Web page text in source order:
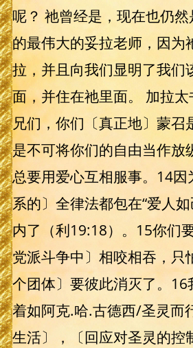
呢？ 祂曾经是，现在也仍
的最伟大的妥拉老师，因为
拉，并且向我们显明了我们
面，并住在祂里面。 加拉
兄们，你们〔真正地〕蒙召
是不可将你们的自由当作放
总要用爱心互相服事。14
系的〕全律法都包在“爱人
内了（利19:18）。15你们
党派斗争中〕相咬相吞，只
个团体〕要彼此消灭了。16
着如阿克.哈.古德西/圣灵而
生活〕，〔回应对圣灵的控